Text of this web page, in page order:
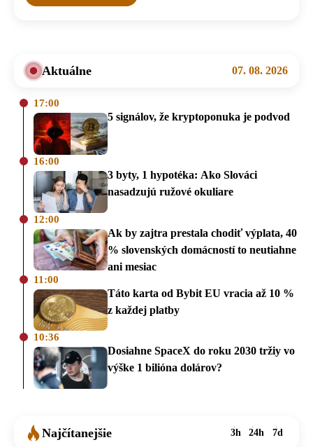
Aktuálne 07. 08. 2026
17:00
5 signálov, že kryptoponuka je podvod
16:00
3 byty, 1 hypotéka: Ako Slováci
nasadzujú ružové okuliare
12:00
Ak by zajtra prestala chodiť výplata, 40
% slovenských domácností to neutiahne
ani mesiac
11:00
Táto karta od Bybit EU vracia až 10 %
z každej platby
10:36
Dosiahne SpaceX do roku 2030 tržiy vo
výške 1 bilióna dolárov?
Najčítanejšie 3h 24h 7d